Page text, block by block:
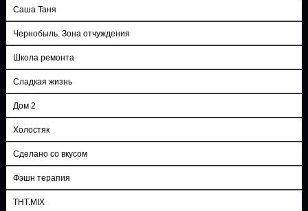
Саша Таня
Чернобыль. Зона отчуждения
Школа ремонта
Сладкая жизнь
Дом 2
Холостяк
Сделано со вкусом
Фэшн терапия
ТНТ.MIX